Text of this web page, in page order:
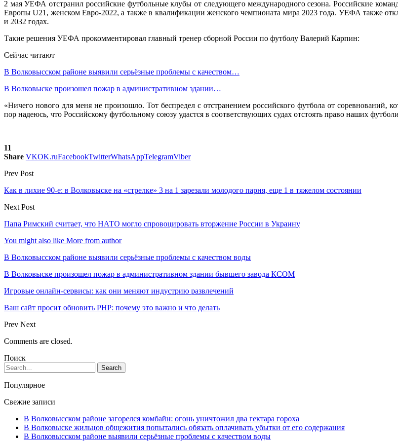
2 мая УЕФА отстранил российские футбольные клубы от следующего международного сезона. Российские
Европы U21, женском Евро-2022, а также в квалификации женского чемпионата мира 2023 года. УЕФА также
и 2032 годах.
Такие решения УЕФА прокомментировал главный тренер сборной России по футболу Валерий Карпин:
Сейчас читают
В Волковысском районе выявили серьёзные проблемы с качеством…
В Волковыске произошел пожар в административном здании…
«Ничего нового для меня не произошло. Тот беспредел с отстранением российского футбола от соревнований,
пор надеюсь, что Российскому футбольному союзу удастся в соответствующих судах отстоять право наших
11
Share VKOK.ruFacebookTwitterWhatsAppTelegramViber
Prev Post
Как в лихие 90-е: в Волковыске на «стрелке» 3 на 1 зарезали молодого парня, еще 1 в тяжелом состоянии
Next Post
Папа Римский считает, что НАТО могло спровоцировать вторжение России в Украину
You might also like More from author
В Волковысском районе выявили серьёзные проблемы с качеством воды
В Волковыске произошел пожар в административном здании бывшего завода КСОМ
Игровые онлайн-сервисы: как они меняют индустрию развлечений
Ваш сайт просит обновить PHP: почему это важно и что делать
Prev Next
Comments are closed.
Поиск
Популярное
Свежие записи
В Волковысском районе загорелся комбайн: огонь уничтожил два гектара гороха
В Волковыске жильцов общежития попытались обязать оплачивать убытки от его содержания
В Волковысском районе выявили серьёзные проблемы с качеством воды